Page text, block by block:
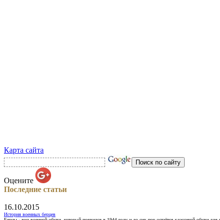
Карта сайта
Оцените
Последние статьи
16.10.2015
История военных берцев